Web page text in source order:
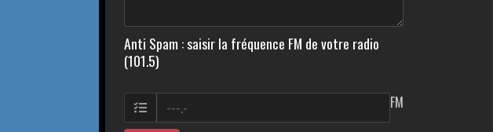
Anti Spam : saisir la fréquence FM de votre radio
(101.5)
FM